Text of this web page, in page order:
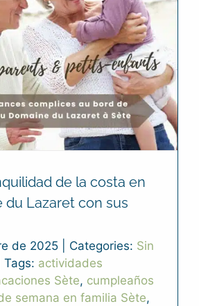
de la costa en
du Lazaret con sus
de 2025 Categories: Sin
Tags: actividades
Sète, cumpleaños
semana en familia Sète,